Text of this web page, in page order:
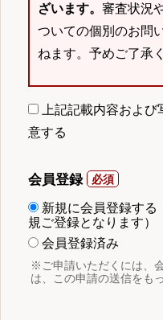
ざいます。 審査状況
ついての個別のお問
ねます。予めご了承
上記記載内容およ
意する
会員登録
新規に会員登録する
規ご登録となります）
会員登録済み
※ご申請いただくには、
は、この申請の送信をも